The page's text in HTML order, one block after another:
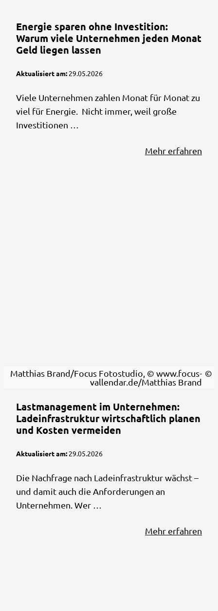
Energie sparen ohne Investition:
Warum viele Unternehmen jeden Monat
Geld liegen lassen
Aktualisiert am: 29.05.2026
Viele Unternehmen zahlen Monat für Monat zu
viel für Energie. Nicht immer, weil große
Investitionen …
Mehr erfahren
Matthias Brand/Focus Fotostudio, © www.focus-
vallendar.de/Matthias Brand
Lastmanagement im Unternehmen:
Ladeinfrastruktur wirtschaftlich planen
und Kosten vermeiden
Aktualisiert am: 29.05.2026
Die Nachfrage nach Ladeinfrastruktur wächst –
und damit auch die Anforderungen an
Unternehmen. Wer …
Mehr erfahren